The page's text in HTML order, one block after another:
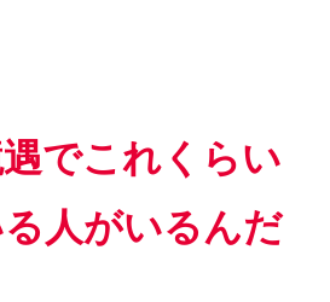
でこれくらい
人がいるんだ